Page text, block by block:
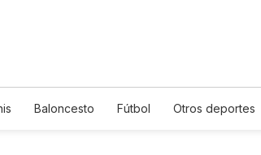
Baloncesto Fútbol Otros deportes